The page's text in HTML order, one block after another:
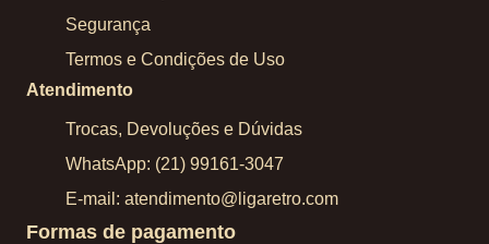
Segurança
Termos e Condições de Uso
Atendimento
Trocas, Devoluções e Dúvidas
WhatsApp: (21) 99161-3047
E-mail: atendimento@ligaretro.com
Formas de pagamento